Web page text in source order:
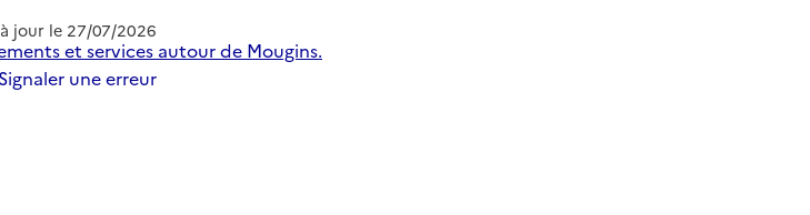
jour le 27/07/2026
et services autour de Mougins.
Signaler une erreur